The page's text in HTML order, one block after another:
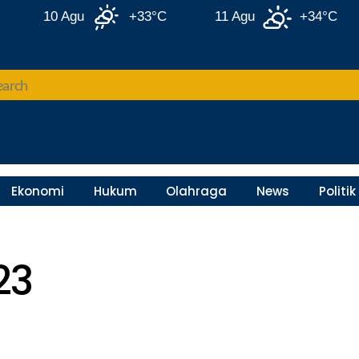
10 Agu +33°C 11 Agu +34°C
Ekonomi Hukum Olahraga News Politik